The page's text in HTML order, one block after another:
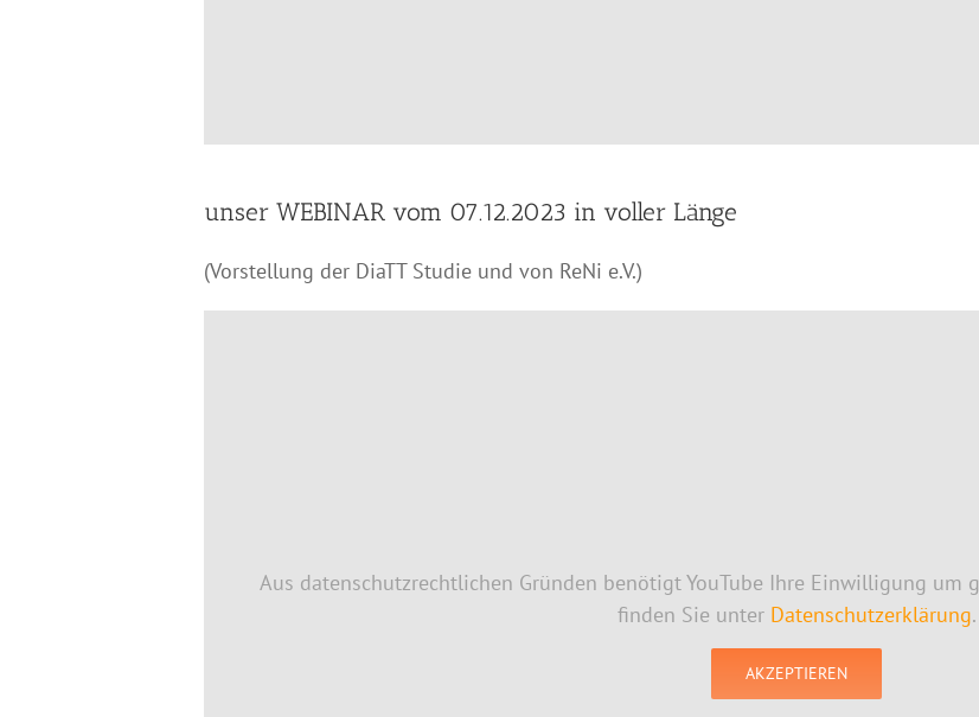
unser WEBINAR vom 07.12.2023 in voller Länge
(Vorstellung der DiaTT Studie und von ReNi e.V.)
Aus datenschutzrechtlichen Gründen benötigt YouTube Ihre Einwilligung um
finden Sie unter Datenschutzerklärung.
AKZEPTIEREN